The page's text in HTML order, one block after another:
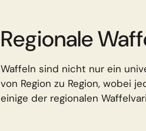
Regionale
Waffeln sind nicht nur ein
von Region zu Region, wobei
einige der regionalen